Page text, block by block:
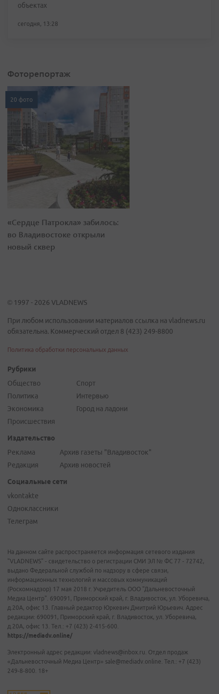
объектах
сегодня, 13:28
Фоторепортаж
20 фото
«Сердце Патрокла» забилось:
во Владивостоке открыли
новый сквер
© 1997 - 2026 VLADNEWS
При любом использовании материалов ссылка на vladnews.ru
обязательна. Коммерческий отдел 8 (423) 249-8800
Политика обработки персональных данных
Рубрики
Общество
Политика
Экономика
Происшествия
Спорт
Интервью
Город на ладони
Издательство
Реклама
Редакция
Архив газеты "Владивосток"
Архив новостей
Социальные сети
vkontakte
Одноклассники
Телеграм
На данном сайте распространяется информация сетевого издания
"VLADNEWS" - свидетельство о регистрации СМИ ЭЛ № ФС 77 - 72742,
выдано Федеральной службой по надзору в сфере связи,
информационных технологий и массовых коммуникаций
(Роскомнадзор) 17 мая 2018 г. Учредитель ООО "Дальневосточный
Медиа Центр". 690091, Приморский край, г. Владивосток, ул. Уборевича,
д.20А, офис 13. Главный редактор Юркевич Дмитрий Юрьевич. Адрес
редакции: 690091, Приморский край, г. Владивосток, ул. Уборевича,
д.20А, офис 13. Тел.: +7 (423) 2-415-600.
https://mediadv.online/
Электронный адрес редакции: vladnews@inbox.ru. Отдел продаж
«Дальневосточный Медиа Центр» sale@mediadv.online. Тел.: +7 (423)
249-8-800. 18+